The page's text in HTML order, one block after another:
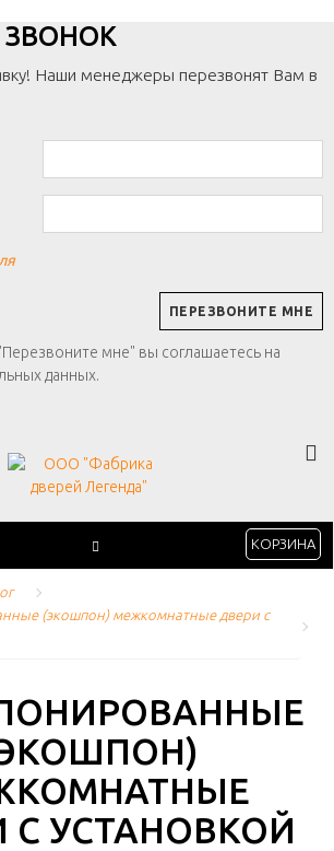
Наши менеджеры перезвонят Вам в
мне" вы соглашаетесь на
данных.
КОРЗИНА
(экошпон) межкомнатные двери с
С УСТАНОВКОЙ